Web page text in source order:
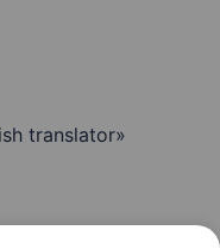
translator»